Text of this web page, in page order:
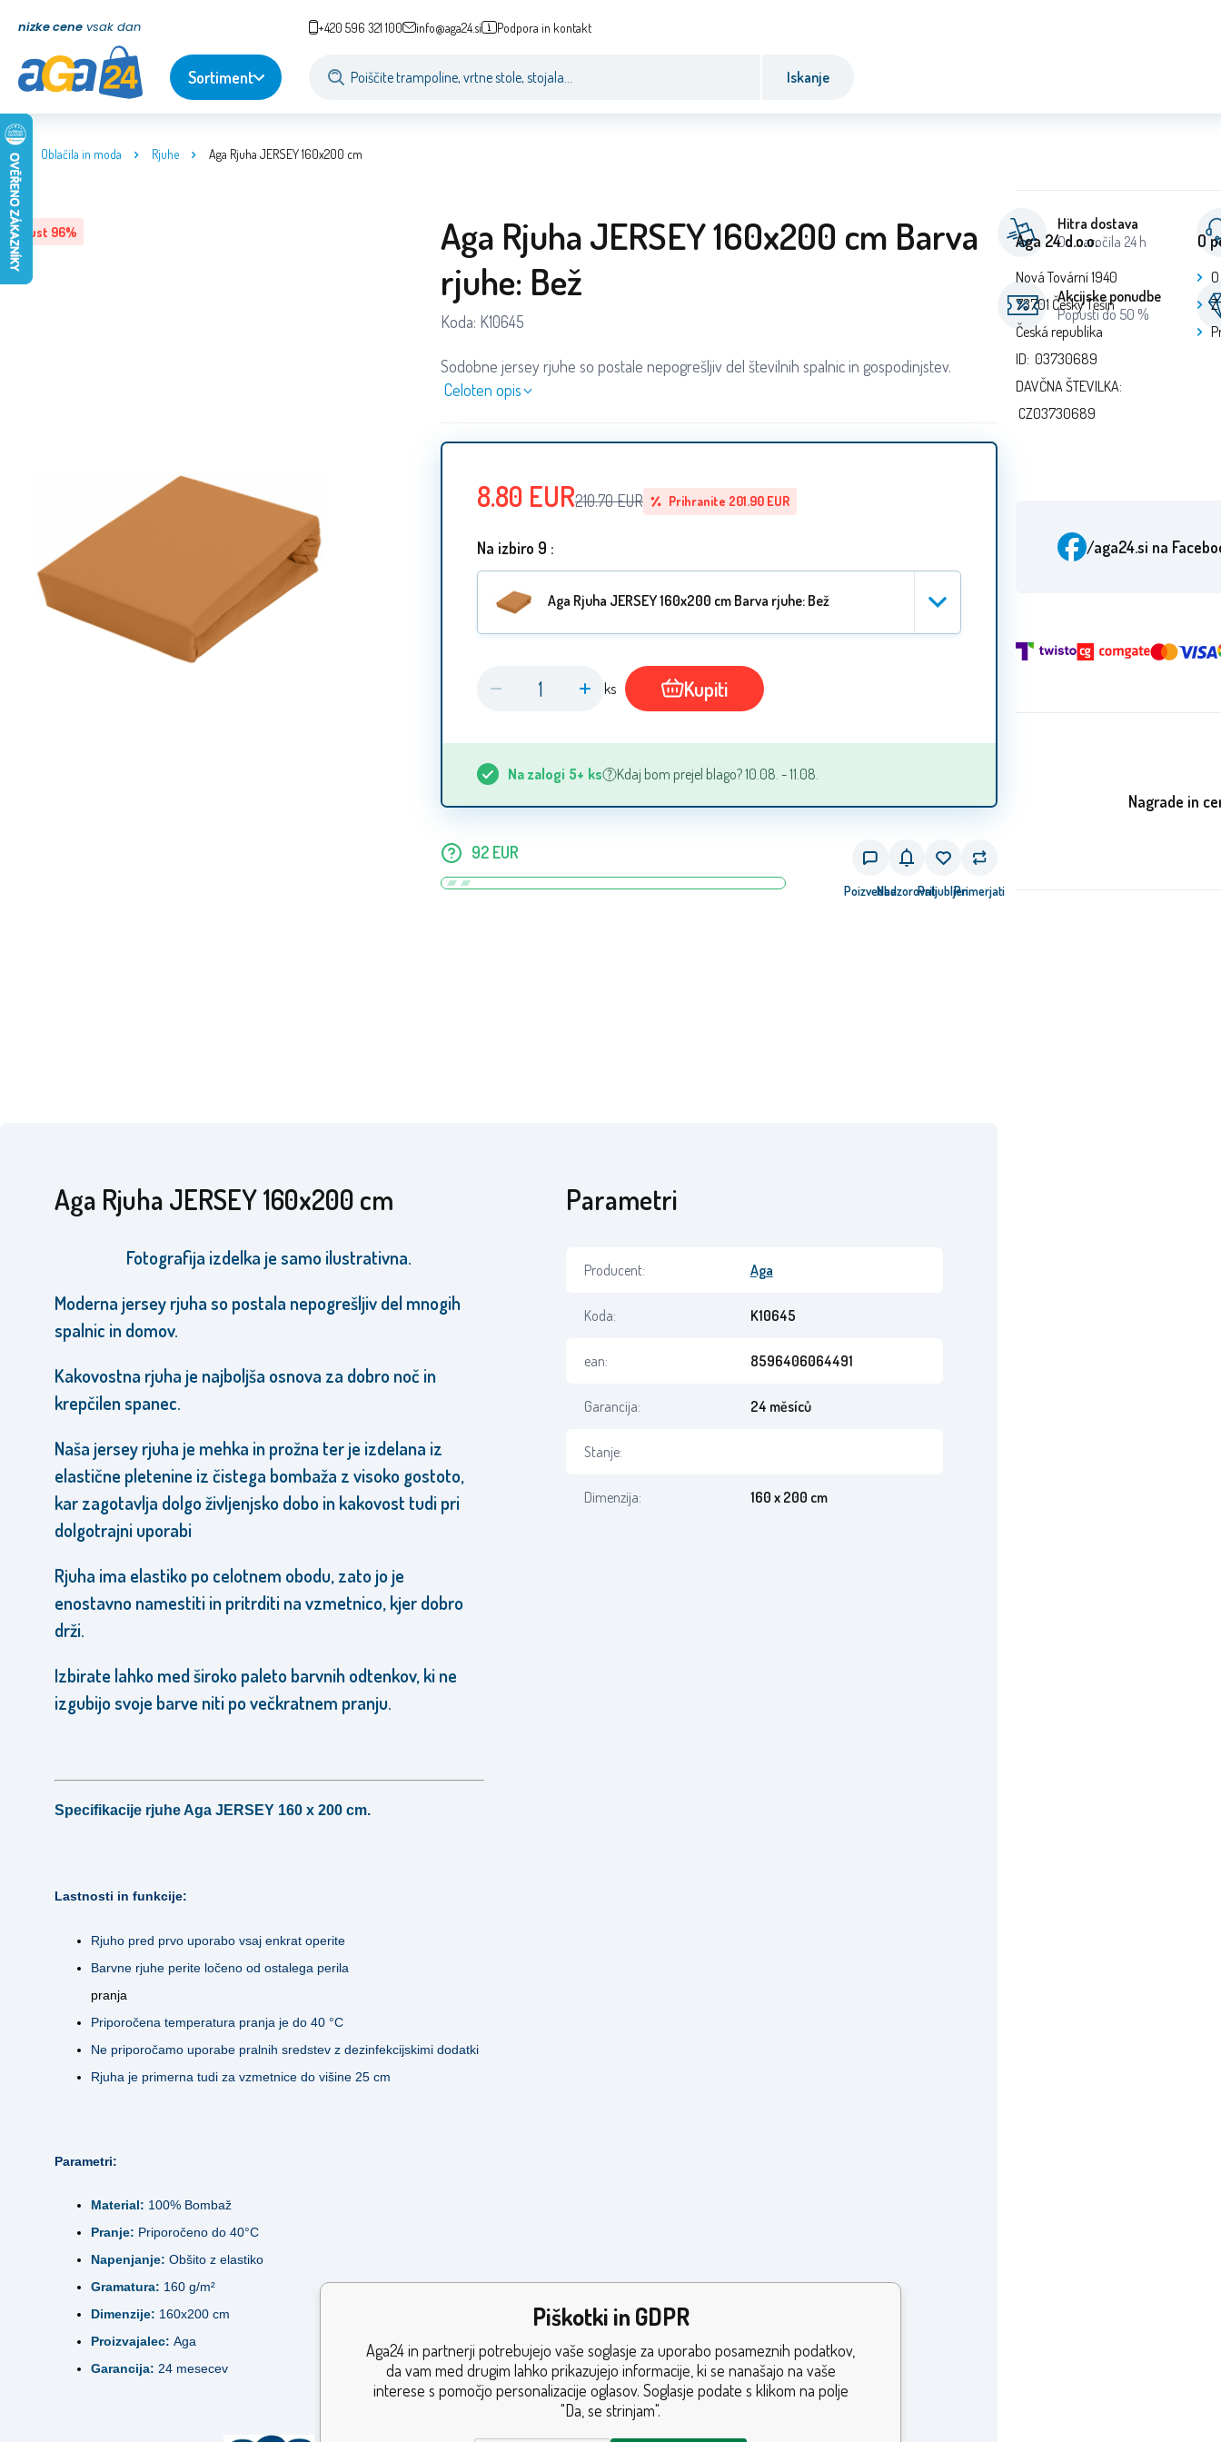
nizke cene vsak dan +420 596 321 100 info@aga24.si Podpora in kontakt
Sortiment Iskanje
Oblačila in moda Rjuhe Aga Rjuha JERSEY 160x200 cm
Popust 96%
Aga Rjuha JERSEY 160x200 cm Barva
rjuhe: Bež
Koda: K10645
Sodobne jersey rjuhe so postale nepogrešljiv del številnih spalnic in gospodinjstev.
Celoten opis
8.80 EUR210.70EUR Prihranite 201.90 EUR
Na izbiro 9 :
Aga Rjuha JERSEY 160x200 cm Barva rjuhe: Bež
Aga Rjuha JERSEY 160x200 cm Barva rjuhe: Bela
ks Kupiti
Na zalogi 5+ ks Kdaj bom prejel blago? 10.08. - 11.08.
92 EUR
PoizvedbaNadzorovatiPriljubljenPrimerjati
Aga Rjuha JERSEY 160x200 cm
Fotografija izdelka je samo ilustrativna.
Moderna jersey rjuha so postala nepogrešljiv del mnogih
spalnic in domov.
Kakovostna rjuha je najboljša osnova za dobro noč in
krepčilen spanec.
Naša jersey rjuha je mehka in prožna ter je izdelana iz
elastične pletenine iz čistega bombaža z visoko gostoto,
kar zagotavlja dolgo življenjsko dobo in kakovost tudi pri
dolgotrajni uporabi
Rjuha ima elastiko po celotnem obodu, zato jo je
enostavno namestiti in pritrditi na vzmetnico, kjer dobro
drži.
Izbirate lahko med široko paleto barvnih odtenkov, ki ne
izgubijo svoje barve niti po večkratnem pranju.
Specifikacije rjuhe Aga JERSEY 160 x 200 cm.
Lastnosti in funkcije:
Rjuho pred prvo uporabo vsaj enkrat operite
Barvne rjuhe perite ločeno od ostalega perila
pranja
Priporočena temperatura pranja je do 40 °C
Ne priporočamo uporabe pralnih sredstev z dezinfekcijskimi dodatki
Rjuha je primerna tudi za vzmetnice do višine 25 cm
Parametri:
Material: 100% Bombaž
Pranje: Priporočeno do 40°C
Napenjanje: Obšito z elastiko
Gramatura: 160 g/m²
Dimenzije: 160x200 cm
Proizvajalec: Aga
Garancija: 24 mesecev
Parametri
Producent: Aga
Koda: K10645
ean: 8596406064491
Garancija: 24 měsíců
Stanje:
Dimenzija: 160 x 200 cm
Hitra dostava
Od naročila 24 h
Akcijske ponudbe
Popusti do 50 %
Aga 24 d.o.o.
Nová Tovární 1940
73701 Český Těšín
Česká republika
ID: 03730689
DAVČNA ŠTEVILKA:
CZ03730689
O
/aga24.si na
Nagrade in
Piškotki in GDPR
Aga24 in partnerji potrebujejo vaše soglasje za uporabo posameznih podatkov,
da vam med drugim lahko prikazujejo informacije, ki se nanašajo na vaše
interese s pomočjo personalizacije oglasov. Soglasje podate s klikom na polje
"Da, se strinjam".